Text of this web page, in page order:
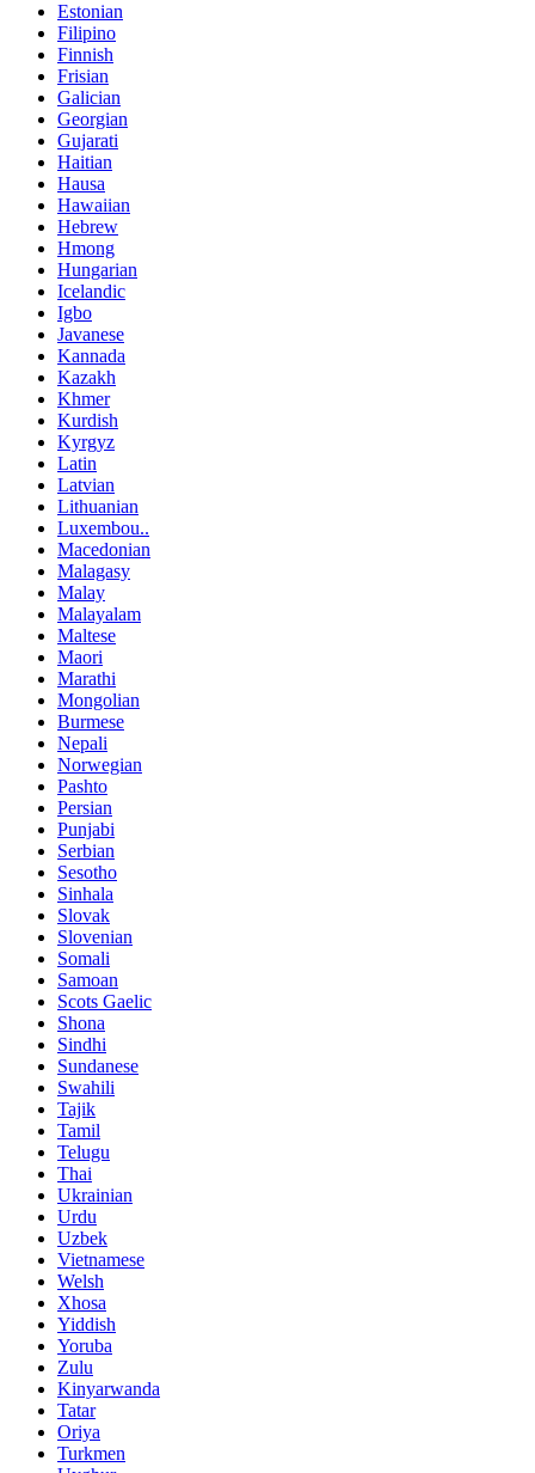
Estonian
Filipino
Finnish
Frisian
Galician
Georgian
Gujarati
Haitian
Hausa
Hawaiian
Hebrew
Hmong
Hungarian
Icelandic
Igbo
Javanese
Kannada
Kazakh
Khmer
Kurdish
Kyrgyz
Latin
Latvian
Lithuanian
Luxembou..
Macedonian
Malagasy
Malay
Malayalam
Maltese
Maori
Marathi
Mongolian
Burmese
Nepali
Norwegian
Pashto
Persian
Punjabi
Serbian
Sesotho
Sinhala
Slovak
Slovenian
Somali
Samoan
Scots Gaelic
Shona
Sindhi
Sundanese
Swahili
Tajik
Tamil
Telugu
Thai
Ukrainian
Urdu
Uzbek
Vietnamese
Welsh
Xhosa
Yiddish
Yoruba
Zulu
Kinyarwanda
Tatar
Oriya
Turkmen